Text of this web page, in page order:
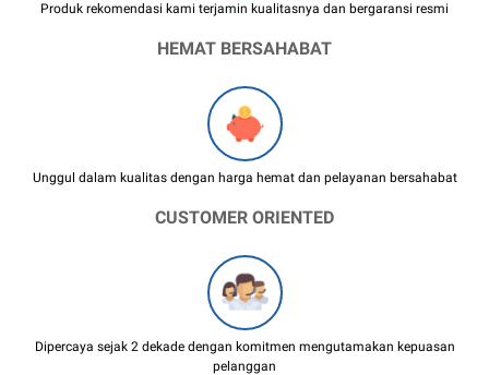
Produk rekomendasi kami terjamin kualitasnya dan bergaransi resmi
HEMAT BERSAHABAT
Unggul dalam kualitas dengan harga hemat dan pelayanan bersahabat
CUSTOMER ORIENTED
Dipercaya sejak 2 dekade dengan komitmen mengutamakan kepuasan
pelanggan